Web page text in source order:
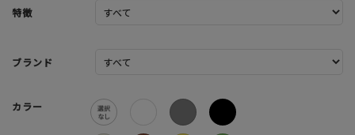
特徴
ブランド
カラー